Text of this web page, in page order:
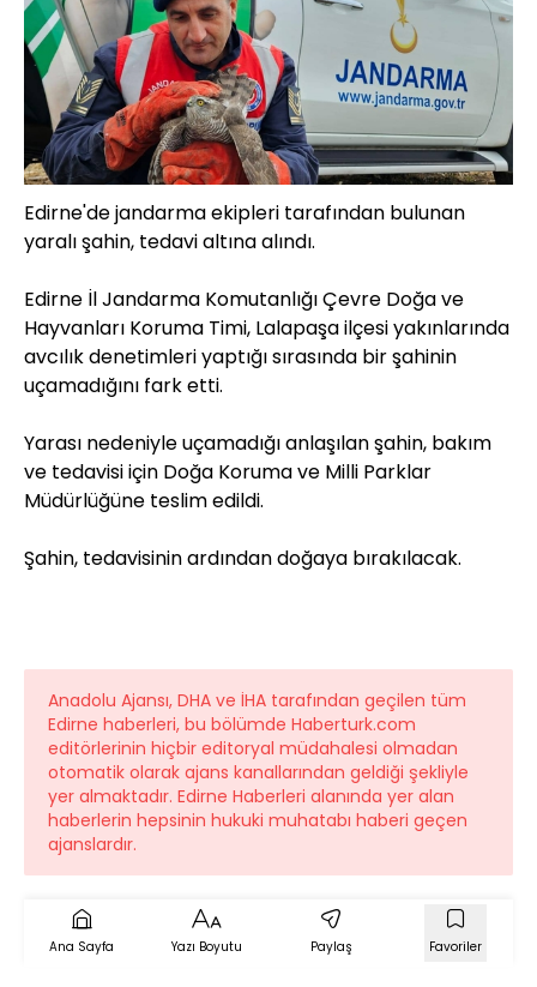
Edirne'de jandarma ekipleri tarafından bulunan
yaralı şahin, tedavi altına alındı.
Edirne İl Jandarma Komutanlığı Çevre Doğa ve
Hayvanları Koruma Timi, Lalapaşa ilçesi yakınlarında
avcılık denetimleri yaptığı sırasında bir şahinin
uçamadığını fark etti.
Yarası nedeniyle uçamadığı anlaşılan şahin, bakım
ve tedavisi için Doğa Koruma ve Milli Parklar
Müdürlüğüne teslim edildi.
Şahin, tedavisinin ardından doğaya bırakılacak.
Anadolu Ajansı, DHA ve İHA tarafından geçilen tüm
Edirne haberleri, bu bölümde Haberturk.com
editörlerinin hiçbir editoryal müdahalesi olmadan
otomatik olarak ajans kanallarından geldiği şekliyle
yer almaktadır. Edirne Haberleri alanında yer alan
haberlerin hepsinin hukuki muhatabı haberi geçen
ajanslardır.
Ana Sayfa Yazı Boyutu Paylaş Favoriler